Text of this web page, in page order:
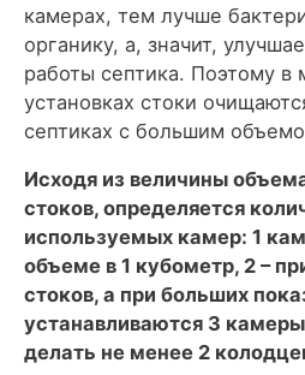
камерах, тем лучше
органику, а, значит,
работы септика. Поэтому в
установках стоки
септиках с большим
Исходя из величины
стоков, определяется
используемых камер: 1
объеме в 1 кубометр, 2 –
стоков, а при больших
устанавливаются 3
делать не менее 2